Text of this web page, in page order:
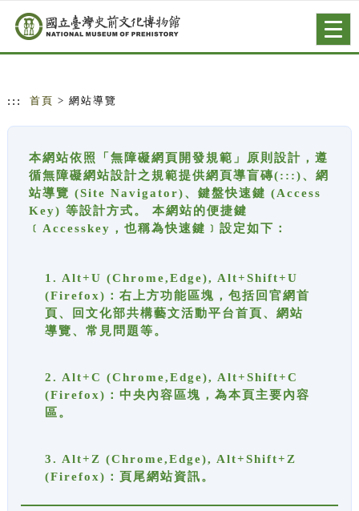
跳到主要內容
網站導覽
::: 首頁 > 網站導覽
本網站依照「無障礙網頁開發規範」原則設計，遵
循無障礙網站設計之規範提供網頁導盲磚(:::)、網
站導覽 (Site Navigator)、鍵盤快速鍵 (Access
Key) 等設計方式。 本網站的便捷鍵
﹝Accesskey，也稱為快速鍵﹞設定如下：
1. Alt+U (Chrome,Edge), Alt+Shift+U
(Firefox)：右上方功能區塊，包括回官網首
頁、回文化部共構藝文活動平台首頁、網站
導覽、常見問題等。
2. Alt+C (Chrome,Edge), Alt+Shift+C
(Firefox)：中央內容區塊，為本頁主要內容
區。
3. Alt+Z (Chrome,Edge), Alt+Shift+Z
(Firefox)：頁尾網站資訊。